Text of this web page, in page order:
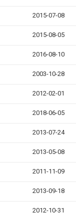
2015-07-08
2015-08-05
2016-08-10
2003-10-28
2012-02-01
2018-06-05
2013-07-24
2013-05-08
2011-11-09
2013-09-18
2012-10-31